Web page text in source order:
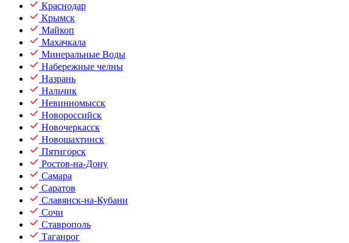
Краснодар
Крымск
Майкоп
Махачкала
Минеральные Воды
Набережные челны
Назрань
Нальчик
Невинномысск
Новороссийск
Новочеркасск
Новошахтинск
Пятигорск
Ростов-на-Дону
Самара
Саратов
Славянск-на-Кубани
Сочи
Ставрополь
Таганрог